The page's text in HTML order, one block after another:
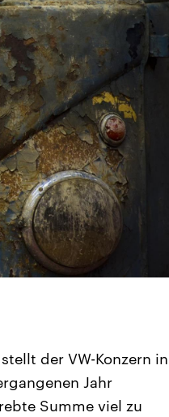
der VW-Konzern in
Jahr
Summe viel zu